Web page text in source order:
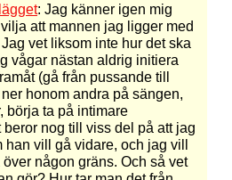
: Jag känner igen mig
att mannen jag ligger med
Jag vet liksom inte hur det ska
vågar nästan aldrig initiera
(gå från pussande till
honom andra på sängen,
börja ta på intimare
beror nog till viss del på att jag
han vill gå vidare, och jag vill
någon gräns. Och så vet